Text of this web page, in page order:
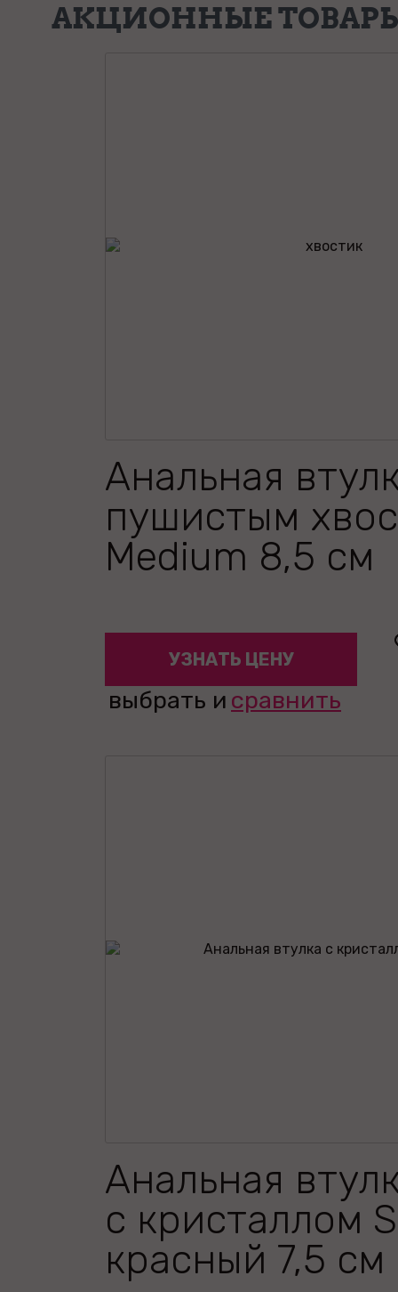
АКЦИОННЫЕ
Анальная
пушистым
Medium 8,5 см
УЗНАТЬ ЦЕНУ
выбрать и сравнить
Анальная
с кристаллом
красный 7,5 см